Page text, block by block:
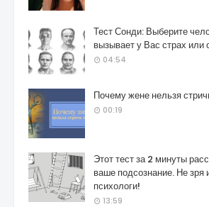
Тест Сонди: Выберите
вызывает у Вас страх или
04:54
Почему жене нельзя
00:19
Этот тест за 2 минуты
ваше подсознание. Не зря
психологи!
13:59